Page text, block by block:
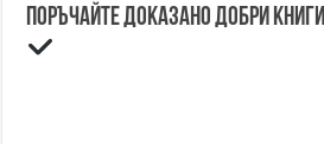
Поръчайте доказано добри